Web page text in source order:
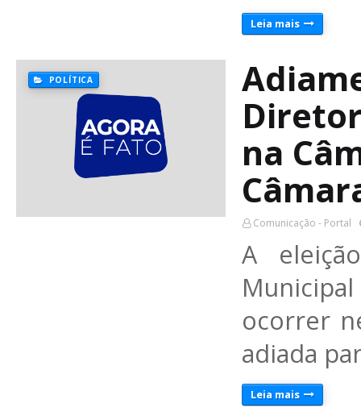
Leia mais
POLÍTICA
na
Comunicação - Portal
A
ocorrer
adiada
Leia mais